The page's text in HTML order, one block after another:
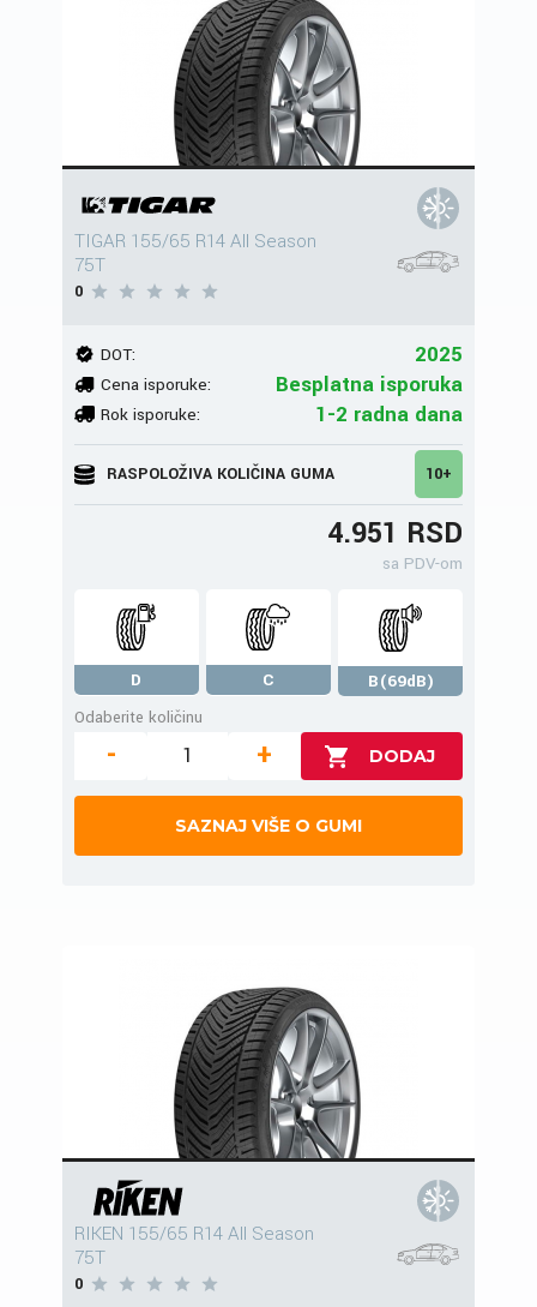
TIGAR 155/65 R14 All Season
75T
0
DOT: 2025
Cena isporuke: Besplatna isporuka
Rok isporuke: 1-2 radna dana
RASPOLOŽIVA KOLIČINA GUMA 10+
4.951 RSD
sa PDV-om
D C
B(69dB)
Odaberite količinu
- +
SAZNAJ VIŠE O GUMI
RIKEN 155/65 R14 All Season
75T
0